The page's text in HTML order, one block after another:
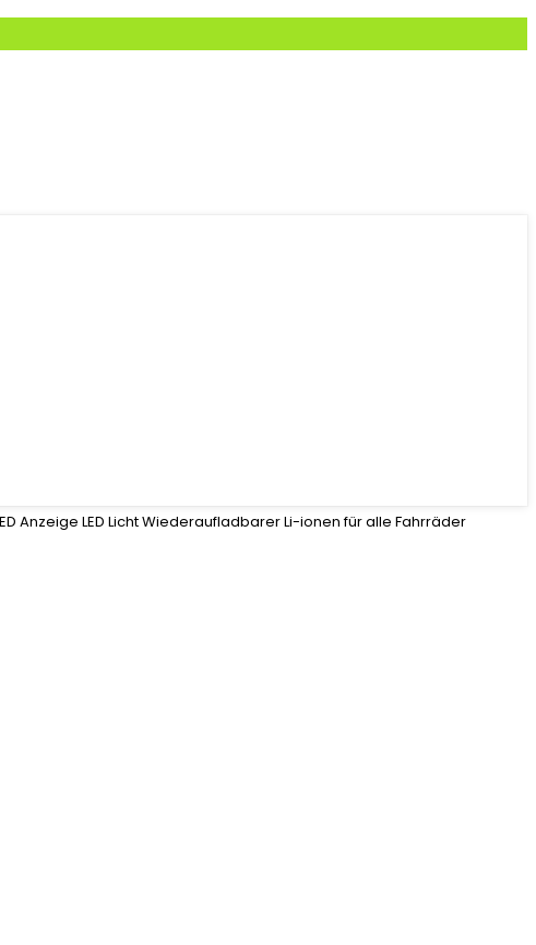
Anzeige LED Licht Wiederaufladbarer Li-ionen für alle Fahrräder